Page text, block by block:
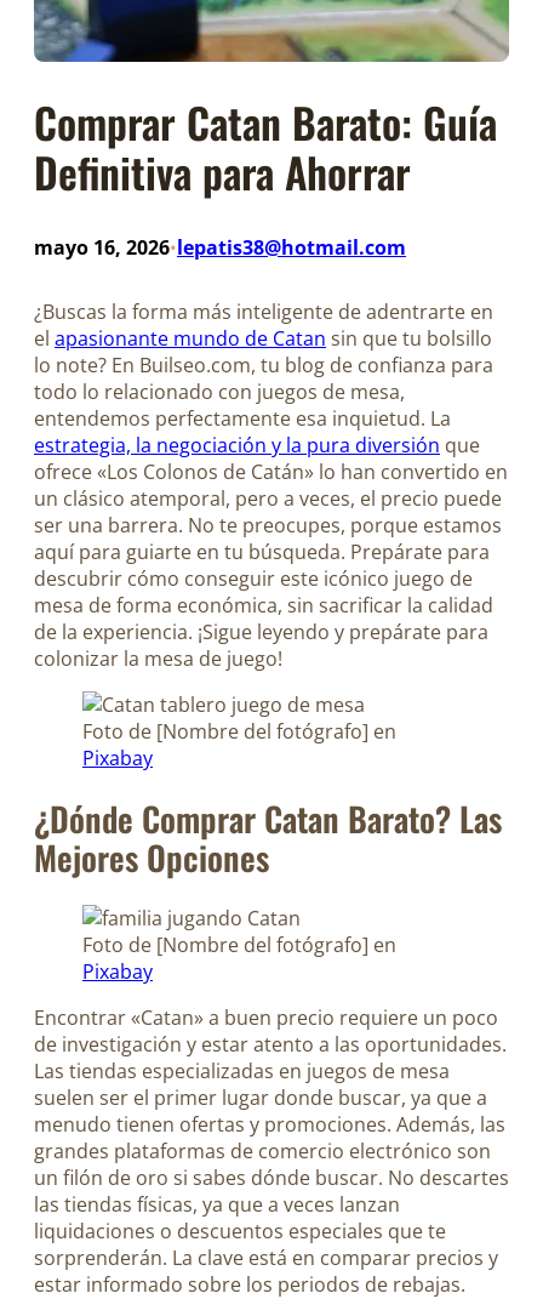
Comprar Catan Barato: Guía
Definitiva para Ahorrar
mayo 16, 2026•lepatis38@hotmail.com
¿Buscas la forma más inteligente de adentrarte en
el apasionante mundo de Catan sin que tu bolsillo
lo note? En Builseo.com, tu blog de confianza para
todo lo relacionado con juegos de mesa,
entendemos perfectamente esa inquietud. La
estrategia, la negociación y la pura diversión que
ofrece «Los Colonos de Catán» lo han convertido en
un clásico atemporal, pero a veces, el precio puede
ser una barrera. No te preocupes, porque estamos
aquí para guiarte en tu búsqueda. Prepárate para
descubrir cómo conseguir este icónico juego de
mesa de forma económica, sin sacrificar la calidad
de la experiencia. ¡Sigue leyendo y prepárate para
colonizar la mesa de juego!
Foto de [Nombre del fotógrafo] en
Pixabay
¿Dónde Comprar Catan Barato? Las
Mejores Opciones
Foto de [Nombre del fotógrafo] en
Pixabay
Encontrar «Catan» a buen precio requiere un poco
de investigación y estar atento a las oportunidades.
Las tiendas especializadas en juegos de mesa
suelen ser el primer lugar donde buscar, ya que a
menudo tienen ofertas y promociones. Además, las
grandes plataformas de comercio electrónico son
un filón de oro si sabes dónde buscar. No descartes
las tiendas físicas, ya que a veces lanzan
liquidaciones o descuentos especiales que te
sorprenderán. La clave está en comparar precios y
estar informado sobre los periodos de rebajas.